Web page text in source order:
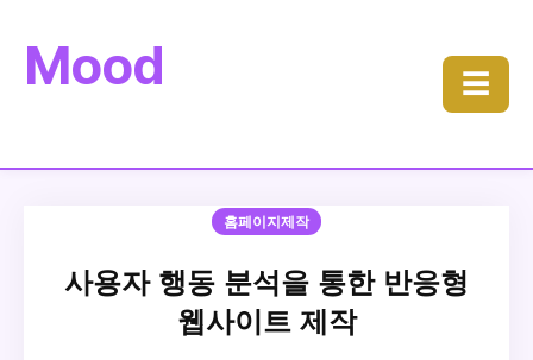
Mood ☰
홈페이지제작
사용자 행동 분석을 통한 반응형
웹사이트 제작